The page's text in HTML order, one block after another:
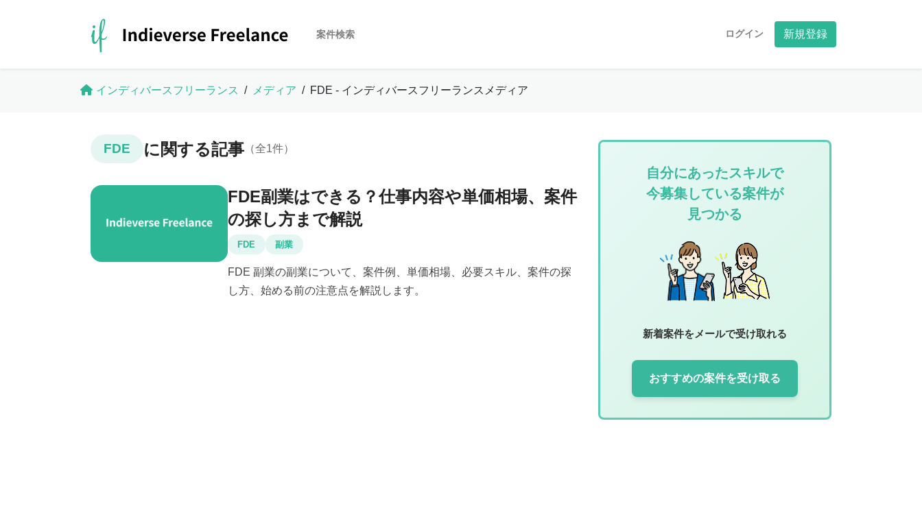
案件検索 ログイン 新規登録
インディバースフリーランス / メディア / FDE - インディバースフリーランスメディア
FDE に関する記事 （全1件）
FDE副業はできる？仕事内容や単価相場、案件
の探し方まで解説
FDE 副業
FDE 副業の副業について、案件例、単価相場、必要スキル、案件の探
し方、始める前の注意点を解説します。
自分にあったスキルで
今募集している案件が
見つかる
新着案件をメールで受け取れる
おすすめの案件を受け取る